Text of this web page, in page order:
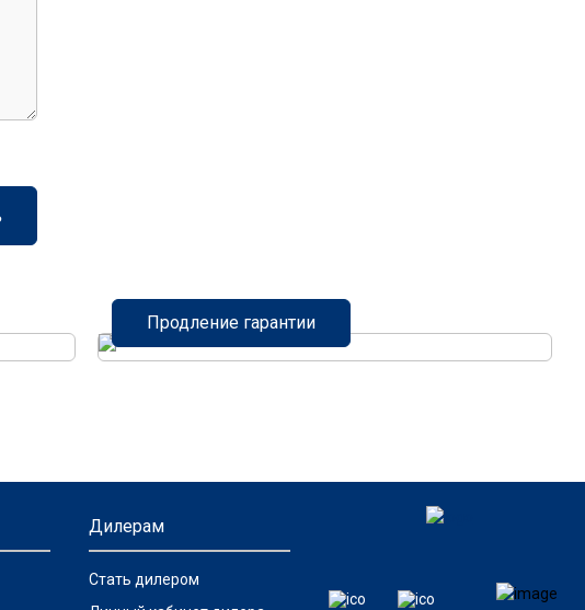
Продление гарантии
Дилерам
Стать дилером